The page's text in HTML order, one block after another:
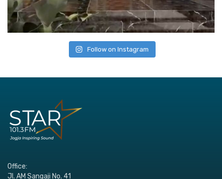
Follow on Instagram
Office:
Jl. AM Sangaji No. 41